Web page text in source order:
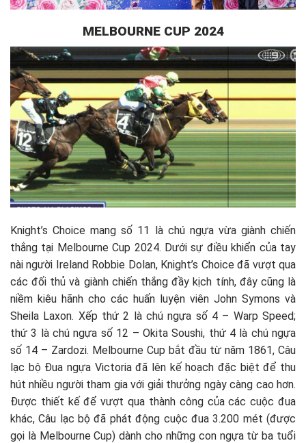
MELBOURNE CUP 2024
Knight’s Choice mang số 11 là chú ngựa vừa giành chiến
thắng tại Melbourne Cup 2024. Dưới sự điều khiển của tay
nài người Ireland Robbie Dolan, Knight’s Choice đã vượt qua
các đối thủ và giành chiến thắng đầy kịch tính, đây cũng là
niềm kiêu hãnh cho các huấn luyện viên John Symons và
Sheila Laxon. Xếp thứ 2 là chú ngựa số 4 – Warp Speed;
thứ 3 là chú ngựa số 12 – Okita Soushi, thứ 4 là chú ngựa
số 14 – Zardozi. Melbourne Cup bắt đầu từ năm 1861, Câu
lạc bộ Đua ngựa Victoria đã lên kế hoạch đặc biệt để thu
hút nhiều người tham gia với giải thưởng ngày càng cao hơn.
Được thiết kế để vượt qua thành công của các cuộc đua
khác, Câu lạc bộ đã phát động cuộc đua 3.200 mét (được
gọi là Melbourne Cup) dành cho những con ngựa từ ba tuổi